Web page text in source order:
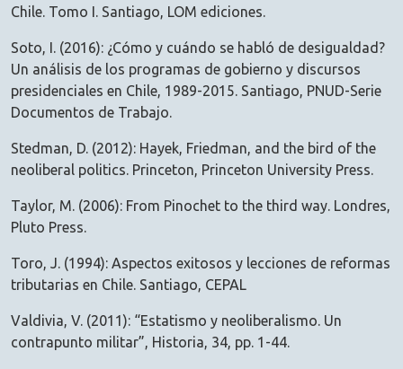
Chile. Tomo I. Santiago, LOM ediciones.
Soto, I. (2016): ¿Cómo y cuándo se habló de desigualdad?
Un análisis de los programas de gobierno y discursos
presidenciales en Chile, 1989-2015. Santiago, PNUD-Serie
Documentos de Trabajo.
Stedman, D. (2012): Hayek, Friedman, and the bird of the
neoliberal politics. Princeton, Princeton University Press.
Taylor, M. (2006): From Pinochet to the third way. Londres,
Pluto Press.
Toro, J. (1994): Aspectos exitosos y lecciones de reformas
tributarias en Chile. Santiago, CEPAL
Valdivia, V. (2011): “Estatismo y neoliberalismo. Un
contrapunto militar”, Historia, 34, pp. 1-44.